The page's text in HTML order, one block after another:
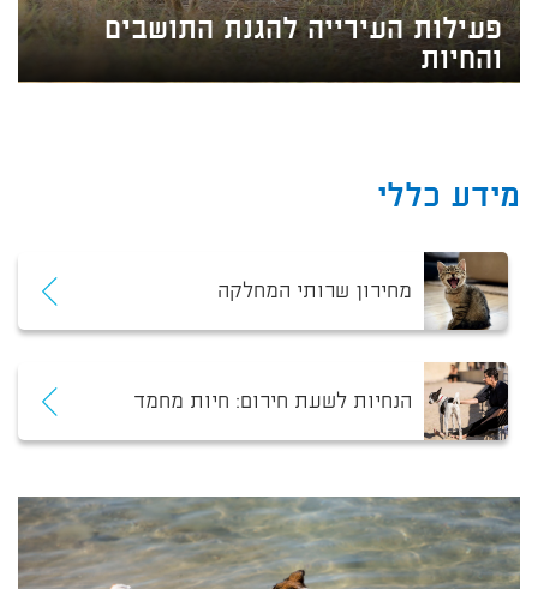
פעילות העירייה להגנת התושבים
והחיות
מידע כללי
מחירון שרותי המחלקה
הנחיות לשעת חירום: חיות מחמד